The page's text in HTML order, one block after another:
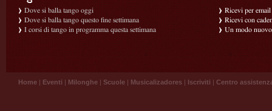
Dove si balla tango oggi
Dove si balla tango questo fine settimana
I corsi di tango in programma questa settimana
Ricevi per
Ricevi con
Un modo
Home | Eventi | Milonghe | Scuole | Musicalizadores | Iscriviti | Centro